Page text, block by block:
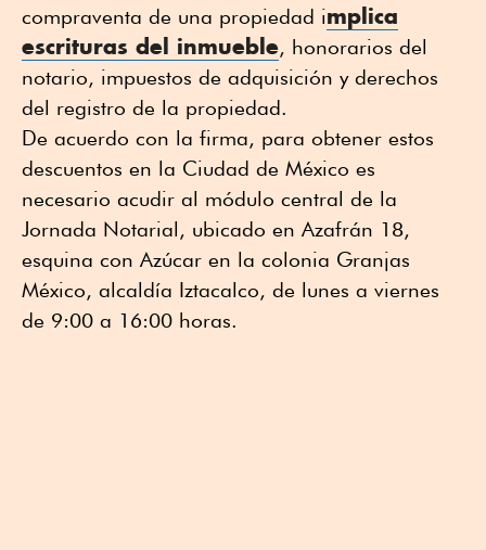
compraventa de una propiedad implica
escrituras del inmueble, honorarios del
notario, impuestos de adquisición y derechos
del registro de la propiedad.
De acuerdo con la firma, para obtener estos
descuentos en la Ciudad de México es
necesario acudir al módulo central de la
Jornada Notarial, ubicado en Azafrán 18,
esquina con Azúcar en la colonia Granjas
México, alcaldía Iztacalco, de lunes a viernes
de 9:00 a 16:00 horas.